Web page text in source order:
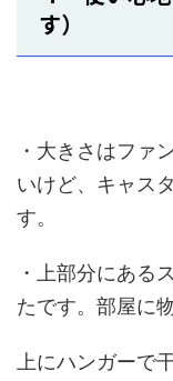
す）
・大きさはファ
いけど、キャス
す。
・上部分にある
たです。部屋に
上にハンガーで